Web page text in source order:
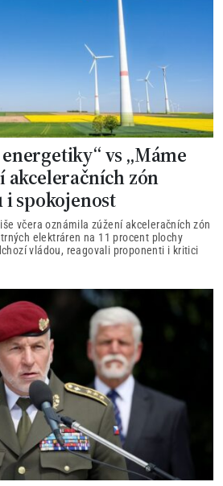
vs „Máme
akceleračních zón
spokojenost
včera oznámila zúžení akceleračních zón
elektráren na 11 procent plochy
vládou, reagovali proponenti i kritici